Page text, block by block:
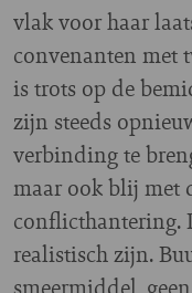
vlak voor haar
convenanten met
is trots op de
zijn steeds
verbinding te
maar ook blij met
conflicthantering.
realistisch zijn.